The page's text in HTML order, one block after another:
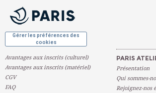
Gérer les préférences des
cookies
Avantages aux inscrits (culturel)
Avantages aux inscrits (matériel)
CGV
FAQ
PARIS
Présentation
Qui sommes-
Rejoignez-nos